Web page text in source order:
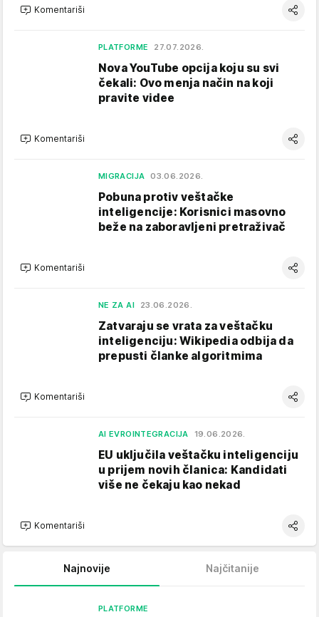
Komentariši
PLATFORME 27.07.2026.
Nova YouTube opcija koju su svi
čekali: Ovo menja način na koji
pravite videe
Komentariši
MIGRACIJA 03.06.2026.
Pobuna protiv veštačke
inteligencije: Korisnici masovno
beže na zaboravljeni pretraživač
Komentariši
NE ZA AI 23.06.2026.
Zatvaraju se vrata za veštačku
inteligenciju: Wikipedia odbija da
prepusti članke algoritmima
Komentariši
AI EVROINTEGRACIJA 19.06.2026.
EU uključila veštačku inteligenciju
u prijem novih članica: Kandidati
više ne čekaju kao nekad
Komentariši
Najnovije Najčitanije
PLATFORME